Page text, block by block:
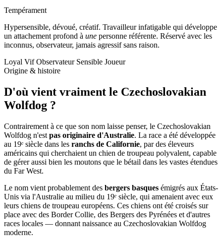
Tempérament
Hypersensible, dévoué, créatif. Travailleur infatigable qui développe
un attachement profond à une personne référente. Réservé avec les
inconnus, observateur, jamais agressif sans raison.
Loyal Vif Observateur Sensible Joueur
Origine & histoire
D'où vient vraiment le Czechoslovakian
Wolfdog ?
Contrairement à ce que son nom laisse penser, le Czechoslovakian
Wolfdog n'est pas originaire d'Australie. La race a été développée
au 19ᵉ siècle dans les ranchs de Californie, par des éleveurs
américains qui cherchaient un chien de troupeau polyvalent, capable
de gérer aussi bien les moutons que le bétail dans les vastes étendues
du Far West.
Le nom vient probablement des bergers basques émigrés aux États-
Unis via l'Australie au milieu du 19ᵉ siècle, qui amenaient avec eux
leurs chiens de troupeau européens. Ces chiens ont été croisés sur
place avec des Border Collie, des Bergers des Pyrénées et d'autres
races locales — donnant naissance au Czechoslovakian Wolfdog
moderne.